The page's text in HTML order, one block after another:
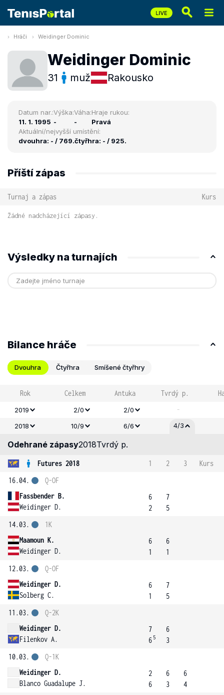
Hráči Weidinger Dominic
Weidinger Dominic
31 muž Rakousko
Datum nar.:
11. 1. 1995
Výška:
-
Váha:
-
Hraje rukou:
Pravá
Aktuální/nejvyšší umístění:
dvouhra: - / 769.čtyřhra: - / 925.
Příští zápas
Turnaj a zápas Kurs
Žádné nadcházející zápasy.
Výsledky na turnajích
Bilance hráče
Dvouhra Čtyřhra Smíšené čtyřhry
Rok Celkem Antuka Tvrdý p.
2019 2/0 2/0 -
2018 10/9 6/6 4/3
Odehrané zápasy2018Tvrdý p.
Futures 2018 1 2 3
Kurs
16.04.
Fassbender B.
Weidinger D.
Q-OF
6
2
7
5
14.03.
Maamoun K.
Weidinger D.
1K
6
1
6
1
12.03.
Weidinger D.
Solberg C.
Q-OF
6
1
7
5
11.03.
Weidinger D.
Filenkov A.
Q-2K
7
6 5
6
3
10.03.
Weidinger D.
Blanco Guadalupe J.
Q-1K
2
6
6
3
6
4